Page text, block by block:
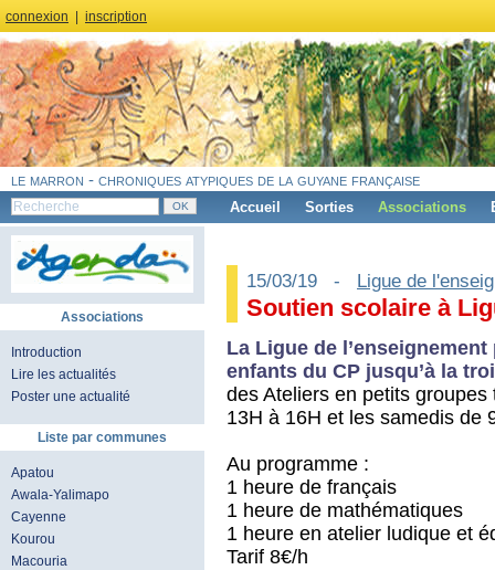
connexion inscription
le marron - chroniques atypiques de la guyane française
Accueil Sorties Associations
Associations
Introduction
Lire les actualités
Poster une actualité
Liste par communes
Apatou
Awala-Yalimapo
Cayenne
Kourou
Macouria
15/03/19 - Ligue de
Soutien scolaire à
La Ligue de
enfants du CP jusqu’à la
des Ateliers en petits
13H à 16H et les samedis de
Au programme :
1 heure de français
1 heure de mathématiques
1 heure en atelier ludique et
Tarif 8€/h